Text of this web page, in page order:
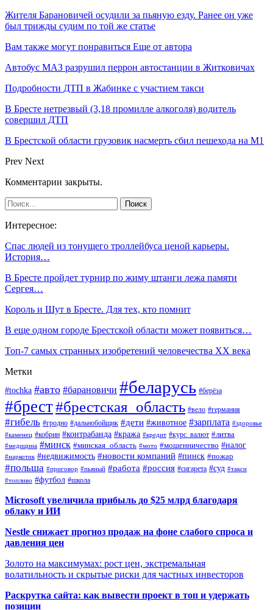
Жителя Барановичей осудили за пьяную езду. Ранее он уже
был трижды судим по той же статье
Вам также могут понравиться Еще от автора
Автобус МАЗ разрушил перрон автостанции в Житковичах
Подробности ДТП в Жабинке с участием такси
В Бресте нетрезвый (3,18 промилле алкоголя) водитель
совершил ДТП
В Брестской области грузовик насмерть сбил пешехода на М1
Prev Next
Комментарии закрыты.
Интересное:
Спас людей из тонущего троллейбуса ценой карьеры.
История…
В Бресте пройдет турнир по жиму штанги лежа памяти
Сергея…
Король и Шут в Бресте. Для тех, кто помнит
В еще одном городе Брестской области может появиться…
Топ-7 самых странных изобретений человечества ХХ века
Метки
#tochka #авто #барановичи #беларусь #берёза
#брест#брестская_область #вело #германия
#гибель #гродно #дальнобойщик #дети #животное #зарплата #здоровье
#каменец #кобрин #контрабанда #кража #кредит #курс_валют #литва
#медицина #минск #минская_область #мото #мошенничество #налог
#наркотик #недвижимость #новости компаний #пинск #пожар
#польша #приговор #пьяный #работа #россия #сигарета #суд #такси
#топливо #футбол #школа
Microsoft увеличила прибыль до $25 млрд благодаря
облаку и ИИ
Nestle снижает прогноз продаж на фоне слабого спроса и
давления цен
Золото на максимумах: рост цен, экстремальная
волатильность и скрытые риски для частных инвесторов
Раскрутка сайта: как вывести проект в топ и удержать
позиции